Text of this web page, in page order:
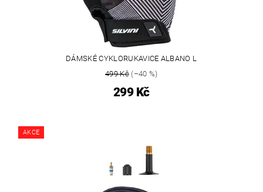
DÁMSKÉ CYKLORUKAVICE ALBANO L
499 Kč(–40 %)
299 Kč
AKCE